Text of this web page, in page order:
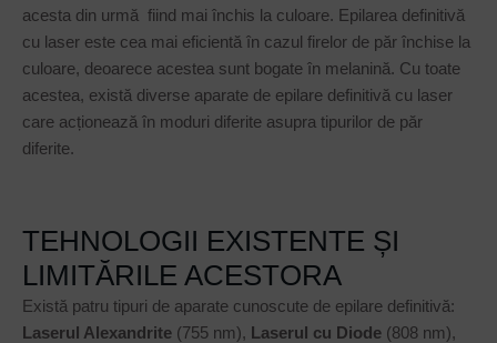
acesta din urmă fiind mai închis la culoare. Epilarea definitivă
cu laser este cea mai eficientă în cazul firelor de păr închise la
culoare, deoarece acestea sunt bogate în melanină. Cu toate
acestea, există diverse aparate de epilare definitivă cu laser
care acționează în moduri diferite asupra tipurilor de păr
diferite.
TEHNOLOGII EXISTENTE ȘI
LIMITĂRILE ACESTORA
Există patru tipuri de aparate cunoscute de epilare definitivă:
Laserul Alexandrite (755 nm), Laserul cu Diode (808 nm),